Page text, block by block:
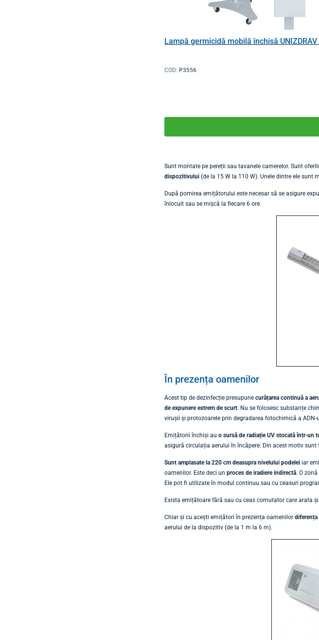
Lampă germicidă mobilă închisă UNIZDRAV
COD: P3556
Sunt montate pe pereții sau tavanele camerelor. Sunt
dispozitivului (de la 15 W la 110 W). Unele dintre ele sunt
După pornirea emițătorului este necesar să se asigure
înlocuit sau se mișcă la fiecare 6 ore.
În prezența oamenilor
Acest tip de dezinfecție presupunecurățarea continuă a
de expunere extrem de scurt. Nu se folosesc substanțe
virușii și protozoarele prin degradarea fotochimică a ADN-
Emițătorii închiși auo sursă de radiație UV stocată într-un
asigură circulația aerului în încăpere. Din acest motiv
Sunt amplasate la 220 cm deasupra nivelului podelei iar
oamenilor. Este deci unproces de iradiere indirectă. O
Ele pot fi utilizate în modul continuu sau cu ceasuri
Exista emițătoare fără sau cu ceas comutator care arata
Chiar și cu acești emițători în prezența oamenilor diferența
aerului de la dispozitiv (de la 1 m la 6 m).